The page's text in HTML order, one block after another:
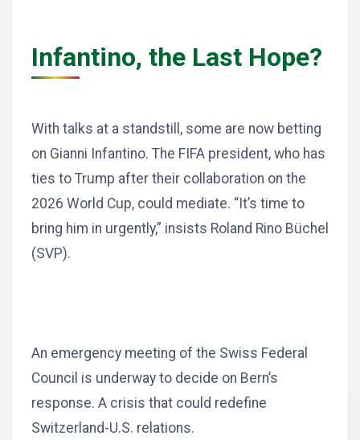
Infantino, the Last Hope?
With talks at a standstill, some are now betting
on Gianni Infantino. The FIFA president, who has
ties to Trump after their collaboration on the
2026 World Cup, could mediate. “It’s time to
bring him in urgently,” insists Roland Rino Büchel
(SVP).
An emergency meeting of the Swiss Federal
Council is underway to decide on Bern’s
response. A crisis that could redefine
Switzerland-U.S. relations.